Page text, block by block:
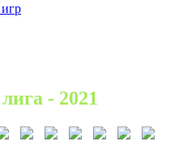
- 2021